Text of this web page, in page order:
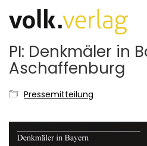
PI: Denkmäler in
Aschaffenburg
Pressemitteilung